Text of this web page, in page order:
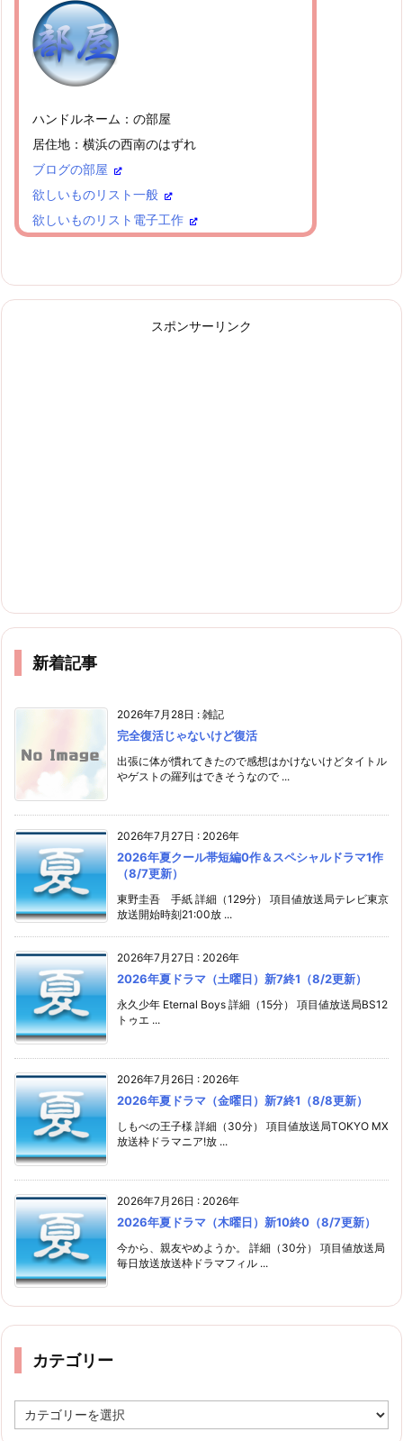
ハンドルネーム：の部屋
居住地：横浜の西南のはずれ
ブログの部屋
欲しいものリスト一般
欲しいものリスト電子工作
スポンサーリンク
新着記事
2026年7月28日 : 雑記
完全復活じゃないけど復活
出張に体が慣れてきたので感想はかけないけどタイトル
やゲストの羅列はできそうなので ...
2026年7月27日 : 2026年
2026年夏クール帯短編0作＆スペシャルドラマ1作
（8/7更新）
東野圭吾 手紙 詳細（129分） 項目値放送局テレビ東京
放送開始時刻21:00放 ...
2026年7月27日 : 2026年
2026年夏ドラマ（土曜日）新7終1（8/2更新）
永久少年 Eternal Boys 詳細（15分） 項目値放送局BS12
トゥエ ...
2026年7月26日 : 2026年
2026年夏ドラマ（金曜日）新7終1（8/8更新）
しもべの王子様 詳細（30分） 項目値放送局TOKYO MX
放送枠ドラマニア!放 ...
2026年7月26日 : 2026年
2026年夏ドラマ（木曜日）新10終0（8/7更新）
今から、親友やめようか。 詳細（30分） 項目値放送局
毎日放送放送枠ドラマフィル ...
カテゴリー
テ